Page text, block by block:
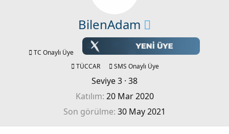
BilenAdam
TC Onaylı Üye
TÜCCAR
SMS Onaylı Üye
Seviye 3 · 38
Katılım 20 Mar 2020
Son görülme 30 May 2021